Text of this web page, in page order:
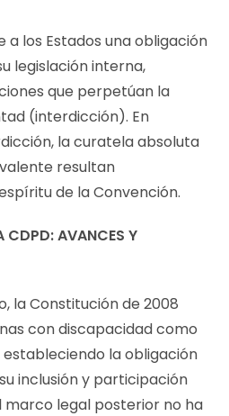
los Estados una obligación
legislación interna,
que perpetúan la
(interdicción). En
la curatela absoluta
resultan
de la Convención.
CDPD: AVANCES Y
la Constitución de 2008
con discapacidad como
la obligación
inclusión y participación
marco legal posterior no ha